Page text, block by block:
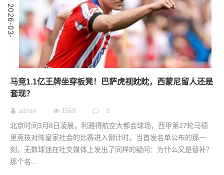
2
0
2
6
-
0
3
-
0
马竞1.1亿王牌坐穿板凳！巴萨虎视眈眈，西蒙尼留人还是
套现？
admin 1569 0
北京时间3月8日凌晨，利雅得航空大都会球场，西甲第27轮马德
里竞技对阵皇家社会的比赛进入倒计时。当首发名单公布的那一
刻，无数球迷在社交媒体上发出了同样的疑问：为什么又是替补？
那个名...